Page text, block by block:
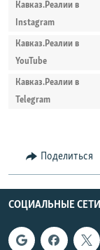
Кавказ.Реалии в
Instagram
Кавказ.Реалии в
YouTube
Кавказ.Реалии в
Telegram
Поделиться
СОЦИАЛЬНЫЕ СЕТИ